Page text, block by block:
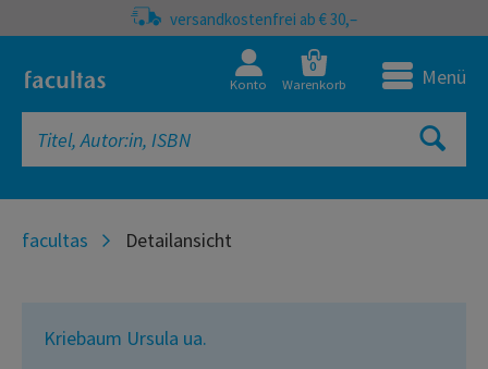
versandkostenfrei ab € 30,–
Konto
0
Warenkorb Menü
facultas Detailansicht
Kriebaum Ursula ua.